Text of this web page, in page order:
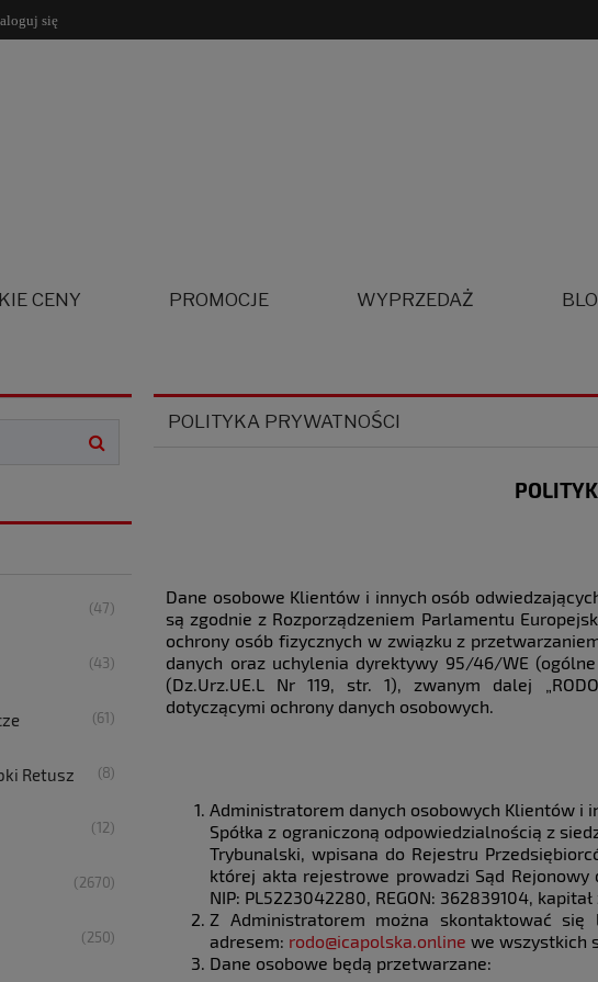
się
CENY PROMOCJE WYPRZEDAŻ
(47)
(43)
(61)
Retusz (8)
(12)
(2670)
(250)
POLITYKA PRYWATNOŚCI
Dane osobowe Klientów i innych osób
są zgodnie z Rozporządzeniem Parlamentu
ochrony osób fizycznych w związku z
danych oraz uchylenia dyrektywy 95/46/WE
(Dz.Urz.UE.L Nr 119, str. 1), zwanym dalej
dotyczącymi ochrony danych osobowych.
Administratorem danych osobowych Klientów i
Spółka z ograniczoną odpowiedzialnością z
Trybunalski, wpisana do Rejestru
której akta rejestrowe prowadzi Sąd Rejonowy
NIP: PL5223042280, REGON: 362839104,
Z Administratorem można skontaktować
adresem: rodo@icapolska.online we wszystkich
Dane osobowe będą przetwarzane: